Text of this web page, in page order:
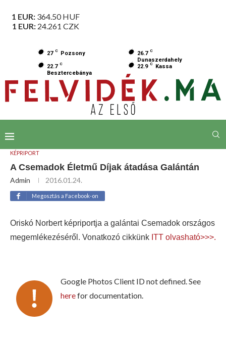
1 EUR: 364.50HUF
1 EUR: 24.261 CZK
27 C Pozsony 26.7 C
Dunaszerdahely
22.7 C
Besztercebánya
22.9 C Kassa
KÉPRIPORT
A Csemadok Életmű Díjak átadása Galántán
Admin 2016.01.24.
Megosztás a Facebook-on
Oriskó Norbert képriportja a galántai Csemadok országos
megemlékezéséről. Vonatkozó cikkünk ITT olvasható>>>.
Google Photos Client ID not defined. See
herefor documentation.